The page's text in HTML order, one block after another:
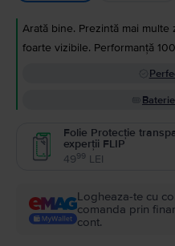
Arată bine. Prezintă mai
foarte vizibile. Performanță
Folie Protecție
experții FLIP
4999 LEI
Logheaza-te cu
comanda prin
cont.